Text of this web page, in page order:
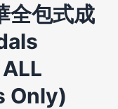
全包式成
Only)